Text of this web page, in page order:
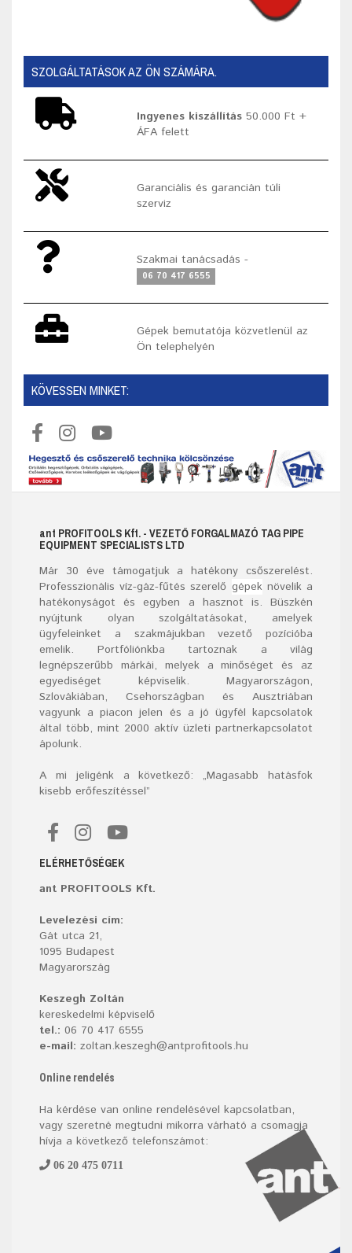
SZOLGÁLTATÁSOK AZ ÖN SZÁMÁRA.
Ingyenes kiszállítás 50.000 Ft +
ÁFA felett
Garanciális és garancián túli
szerviz
Szakmai tanácsadás -
06 70 417 6555
Gépek bemutatója közvetlenül az
Ön telephelyén
KÖVESSEN MINKET:
ant PROFITOOLS Kft. - VEZETŐ FORGALMAZÓ TAG PIPE
EQUIPMENT SPECIALISTS LTD
Már 30 éve támogatjuk a hatékony csőszerelést.
Professzionális víz-gáz-fűtés szerelő gépeknövelik a
hatékonyságot és egyben a hasznot is. Büszkén
nyújtunk olyan szolgáltatásokat, amelyek
ügyfeleinket a szakmájukban vezető pozícióba
emelik. Portfóliónkba tartoznak a világ
legnépszerűbb márkái, melyek a minőséget és az
egyediséget képviselik. Magyarországon,
Szlovákiában, Csehországban és Ausztriában
vagyunk a piacon jelen és a jó ügyfél kapcsolatok
által több, mint 2000 aktív üzleti partnerkapcsolatot
ápolunk.
A mi jeligénk a következő: „Magasabb hatásfok
kisebb erőfeszítéssel”
ELÉRHETŐSÉGEK
ant PROFITOOLS Kft.
Levelezési cím:
Gát utca 21,
1095 Budapest
Magyarország
Keszegh Zoltán
kereskedelmi képviselő
tel.: 06 70 417 6555
e-mail: zoltan.keszegh@antprofitools.hu
Online rendelés
Ha kérdése van online rendelésével kapcsolatban,
vagy szeretné megtudni mikorra várható a csomagja
hívja a következő telefonszámot:
06 20 475 0711